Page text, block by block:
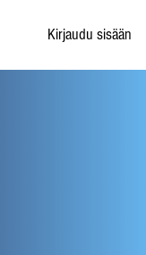
Kirjaudu sisään